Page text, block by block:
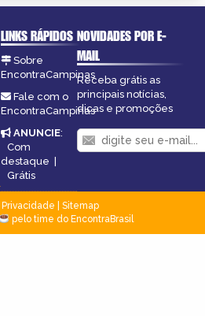
LINKS RÁPIDOS
Sobre
EncontraCampinas
Fale com o
EncontraCampinas
ANUNCIE:
Com
destaque |
Grátis
NOVIDADES POR E-
MAIL
Receba grátis as
principais notícias,
dicas e promoções
Privacidade
Sitemap
pelo time do EncontraBrasil